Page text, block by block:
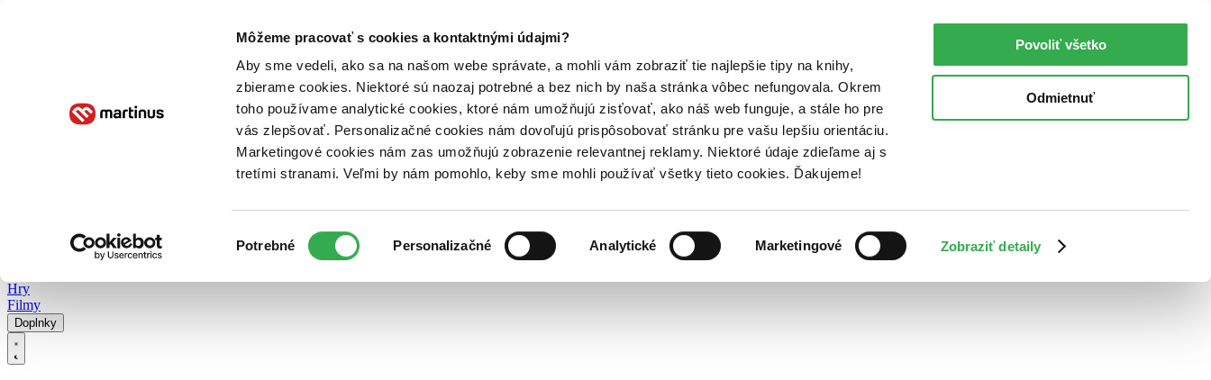
Môžeme pracovať s cookies a kontaktnými údajmi?
Aby sme vedeli, ako sa na našom webe správate, a mohli vám zobraziť tie najlepšie tipy na knihy,
zbierame cookies. Niektoré sú naozaj potrebné a bez nich by naša stránka vôbec nefungovala. Okrem
toho používame analytické cookies, ktoré nám umožňujú zisťovať, ako náš web funguje, a stále ho pre
vás zlepšovať. Personalizačné cookies nám dovoľujú prispôsobovať stránku pre vašu lepšiu orientáciu.
Marketingové cookies nám zas umožňujú zobrazenie relevantnej reklamy. Niektoré údaje zdieľame aj s
tretími stranami. Veľmi by nám pomohlo, keby sme mohli používať všetky tieto cookies. Ďakujeme!
súhlasu
Potrebné Personalizačné Analytické Marketingové Zobraziť detaily
Povoliť všetko
Odmietnuť
Poukážky Kontakt
Hry
Filmy
Doplnky